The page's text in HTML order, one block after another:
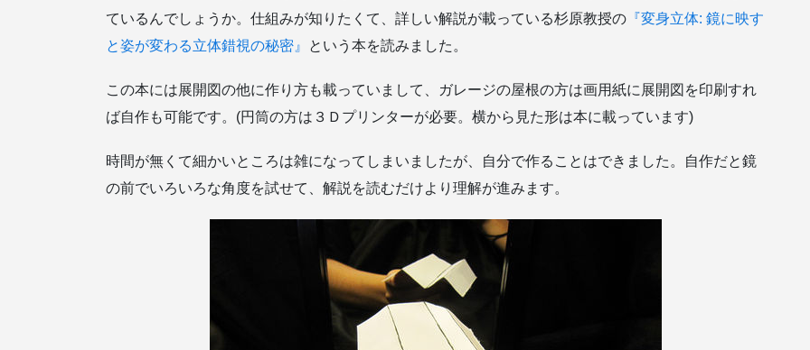
ているんでしょうか。仕組みが知りたくて、詳しい解説が載っている杉原教授の 『変身立体: 鏡に映す
と姿が変わる立体錯視の秘密』
という本を読みました。
この本には展開図の他に作り方も載っていまして、ガレージの屋根の方は画用紙に展開図を印刷すれ
ば自作も可能です。(円筒の方は３Ｄプリンターが必要。横から見た形は本に載っています)
時間が無くて細かいところは雑になってしまいましたが、自分で作ることはできました。自作だと鏡
の前でいろいろな角度を試せて、解説を読むだけより理解が進みます。